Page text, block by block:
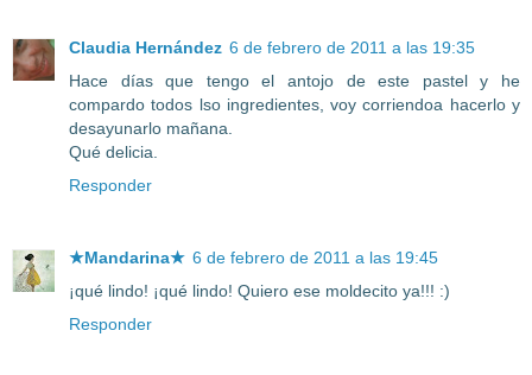
Claudia Hernández 6 de febrero de 2011 a las 19:35
Hace días que tengo el antojo de este pastel y he
compardo todos lso ingredientes, voy corriendoa hacerlo y
desayunarlo mañana.
Qué delicia.
Responder
★Mandarina★ 6 de febrero de 2011 a las 19:45
¡qué lindo! ¡qué lindo! Quiero ese moldecito ya!!! :)
Responder